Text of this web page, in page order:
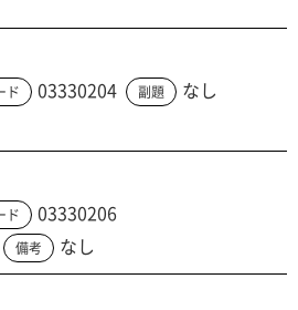
ド 03330204 副題 なし
ド 03330206
備考 なし